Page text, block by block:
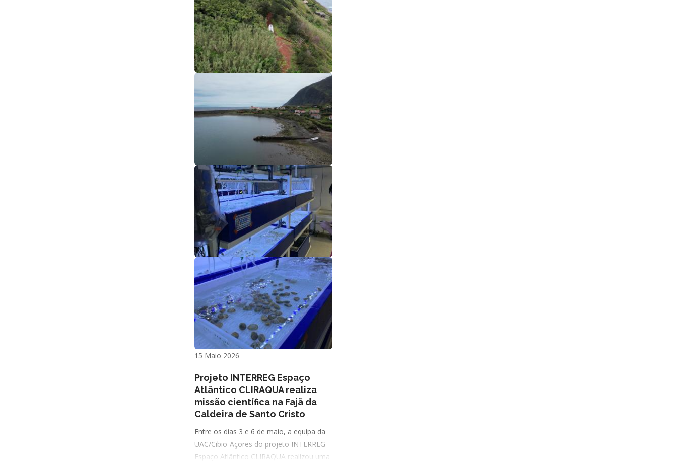
15 Maio 2026
Projeto INTERREG Espaço
Atlântico CLIRAQUA realiza
missão científica na Fajã da
Caldeira de Santo Cristo
Entre os dias 3 e 6 de maio, a equipa da
UAC/Cibio-Açores do projeto INTERREG
Espaço Atlântico CLIRAQUA realizou uma